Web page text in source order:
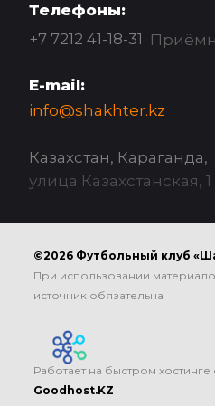
Телефоны:
+7 7212 41-18-31
E-mail:
info@shakhter.kz
Казахстан, Караганда,
улица Казахстанская, 1
©2026 Футбольный клуб
При использовании
источник обязательна
Работает на быстром хостинге
Goodhost.KZ